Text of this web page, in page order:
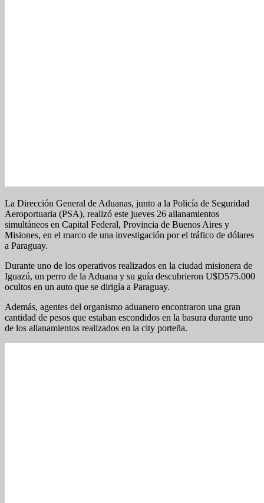
La Dirección General de Aduanas, junto a la Policía de Seguridad
Aeroportuaria (PSA), realizó este jueves 26 allanamientos
simultáneos en Capital Federal, Provincia de Buenos Aires y
Misiones, en el marco de una investigación por el tráfico de dólares
a Paraguay.
Durante uno de los operativos realizados en la ciudad misionera de
Iguazú, un perro de la Aduana y su guía descubrieron U$D575.000
ocultos en un auto que se dirigía a Paraguay.
Además, agentes del organismo aduanero encontraron una gran
cantidad de pesos que estaban escondidos en la basura durante uno
de los allanamientos realizados en la city porteña.